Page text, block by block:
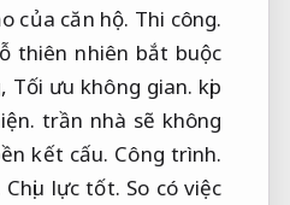
của căn hộ. Thi công.
thiên nhiên bắt buộc
Tối ưu không gian. kịp
trần nhà sẽ không
kết cấu. Công trình.
Chịu lực tốt. So có việc